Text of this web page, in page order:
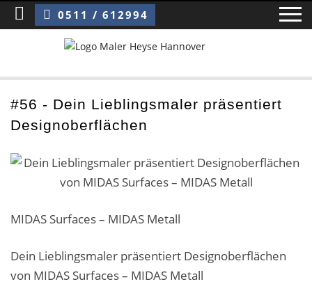
Sie sind hier:Dein Lieblingsmaler präsentiert Designoberflächen
0511 / 612994
Home
Blog
Über uns ›
Mitarbeiter / Das Team
Referenzen und Kundenbewertungen
#56 - Dein Lieblingsmaler präsentiert
Designoberflächen
MIDAS Surfaces – MIDAS Metall
Dein Lieblingsmaler präsentiert Designoberflächen
von MIDAS Surfaces – MIDAS Metall